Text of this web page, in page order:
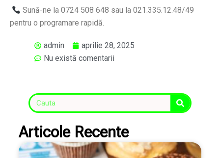
Sună-ne la 0724 508 648 sau la 021.335.12.48/49
pentru o programare rapidă.
admin
aprilie 28, 2025
Nu există comentarii
Articole Recente